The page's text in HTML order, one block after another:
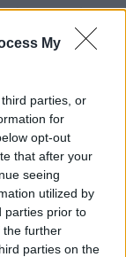
My
parties, or
for
opt-out
that after your
seeing
utilized by
parties prior to
the further
parties on the
más
correcto.
que
capaz de
país está
servicios
cargas de
que